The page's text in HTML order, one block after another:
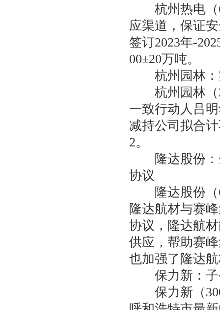
杭州热电（
应渠道，保证
签订2023年-
00±20万吨。
杭州园林：
杭州园林（
一致行动人吕
减持公司拟合
2。
隆达股份：
协议
隆达股份（
隆达航材与赛
协议，隆达航
供应，帮助赛
也加强了隆达
保力新：子
保力新（